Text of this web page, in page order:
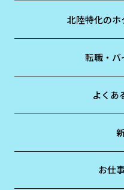
北陸特化の
転職・バ
よく
お仕